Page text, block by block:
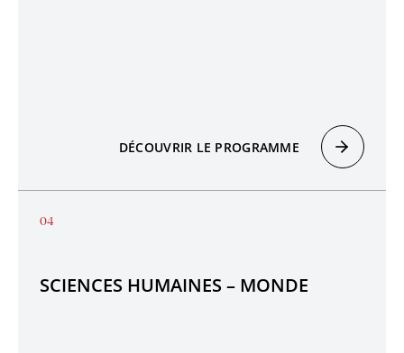
DÉCOUVRIR LE PROGRAMME
SCIENCES HUMAINES – MONDE